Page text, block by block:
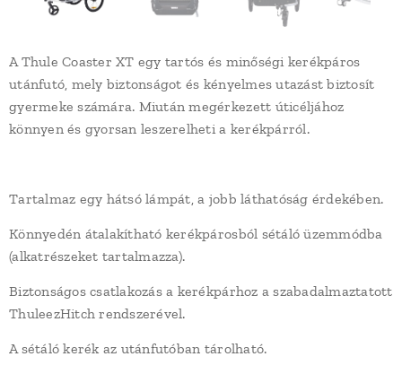
A Thule Coaster XT egy tartós és minőségi kerékpáros
utánfutó, mely biztonságot és kényelmes utazást biztosít
gyermeke számára. Miután megérkezett úticéljához
könnyen és gyorsan leszerelheti a kerékpárról.
Tartalmaz egy hátsó lámpát, a jobb láthatóság érdekében.
Könnyedén átalakítható kerékpárosból sétáló üzemmódba
(alkatrészeket tartalmazza).
Biztonságos csatlakozás a kerékpárhoz a szabadalmaztatott
ThuleezHitch rendszerével.
A sétáló kerék az utánfutóban tárolható.